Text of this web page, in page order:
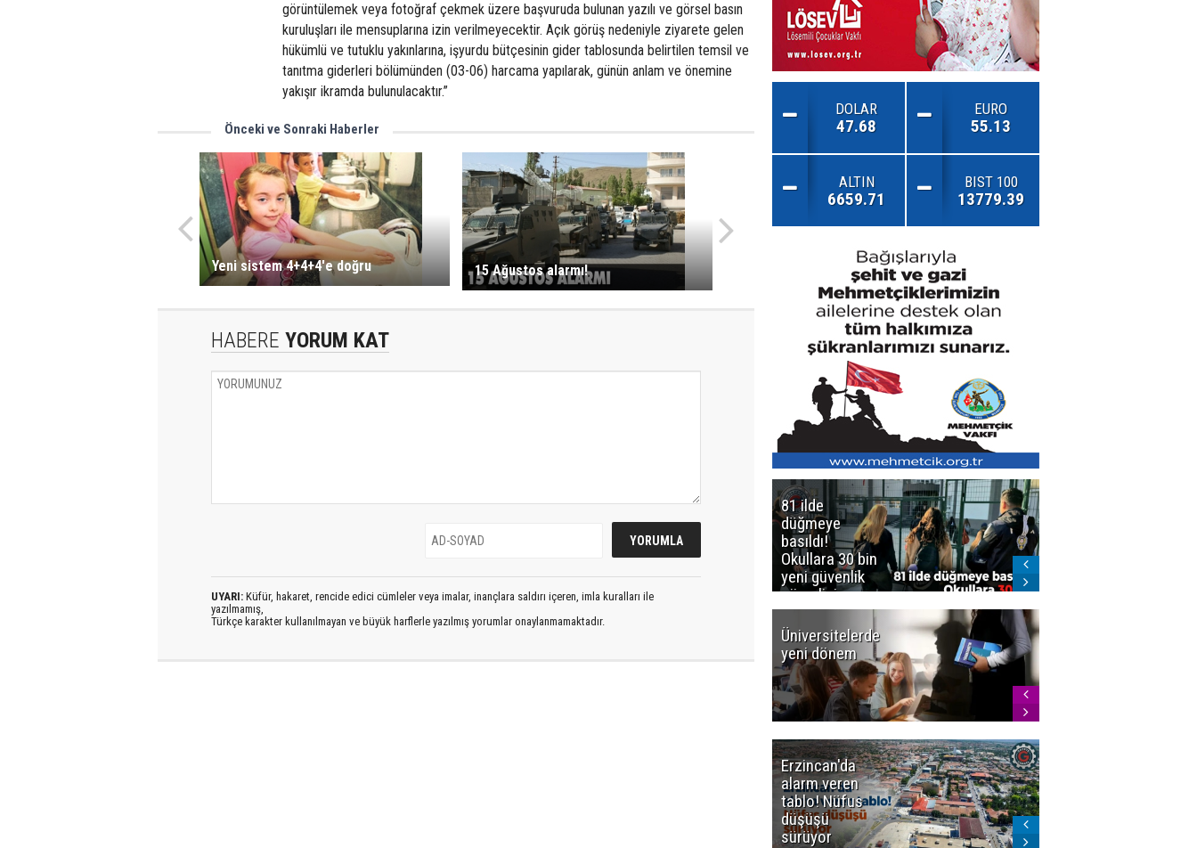
görüntülemek veya fotoğraf çekmek üzere başvuruda bulunan yazılı ve görsel basın
kuruluşları ile mensuplarına izin verilmeyecektir. Açık görüş nedeniyle ziyarete gelen
hükümlü ve tutuklu yakınlarına, işyurdu bütçesinin gider tablosunda belirtilen temsil ve
tanıtma giderleri bölümünden (03-06) harcama yapılarak, günün anlam ve önemine
yakışır ikramda bulunulacaktır.”
Önceki ve Sonraki Haberler
Yeni sistem 4+4+4'e doğru 15 Ağustos alarmı!
HABERE YORUM KAT
UYARI: Küfür, hakaret, rencide edici cümleler veya imalar, inançlara saldırı içeren, imla kuralları ile
yazılmamış,
Türkçe karakter kullanılmayan ve büyük harflerle yazılmış yorumlar onaylanmamaktadır.
DOLAR
47.68
EURO
55.13
ALTIN
6659.71
BIST 100
13779.39
81 ilde
düğmeye
basıldı!
Okullara 30 bin
yeni güvenlik
görevlisi
Üniversitelerde
yeni dönem
Erzincan'da
alarm veren
tablo! Nüfus
düşüşü
sürüyor